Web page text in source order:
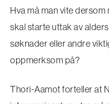
Hva må man vite
skal starte uttak av
søknader eller andre
oppmerksom på?
Thori-Aamot forteller at